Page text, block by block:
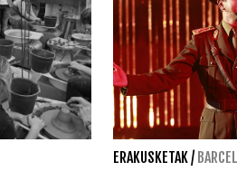
ERAKUSKETAK/